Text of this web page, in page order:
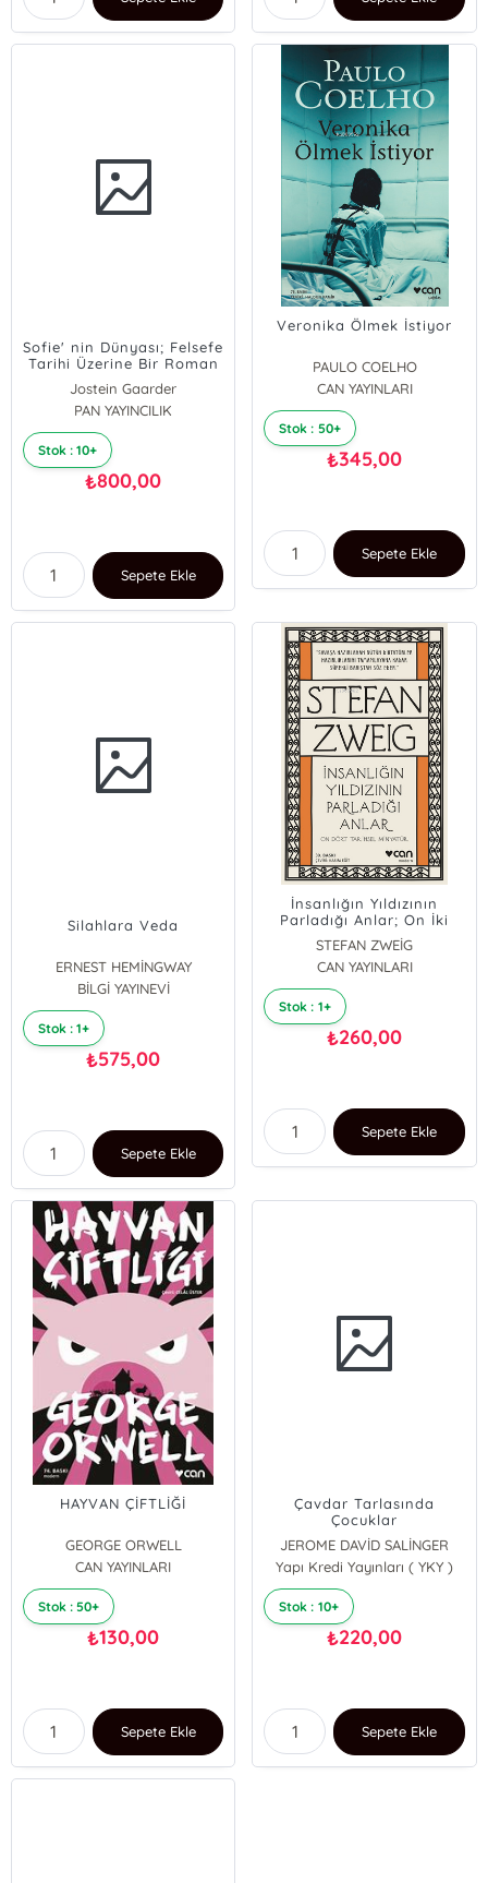
Sofie' nin Dünyası; Felsefe
Tarihi Üzerine Bir Roman
Jostein Gaarder
PAN YAYINCILIK
Stok : 10+
₺800,00
Sepete Ekle
Veronika Ölmek İstiyor
PAULO COELHO
CAN YAYINLARI
Stok : 50+
₺345,00
Sepete Ekle
Silahlara Veda
ERNEST HEMİNGWAY
BİLGİ YAYINEVİ
Stok : 1+
₺575,00
Sepete Ekle
İnsanlığın Yıldızının
Parladığı Anlar; On İki
Tarihsel Minyatür
STEFAN ZWEİG
CAN YAYINLARI
Stok : 1+
₺260,00
Sepete Ekle
HAYVAN ÇİFTLİĞİ
GEORGE ORWELL
CAN YAYINLARI
Stok : 50+
₺130,00
Sepete Ekle
Çavdar Tarlasında
Çocuklar
JEROME DAVİD SALİNGER
Yapı Kredi Yayınları ( YKY )
Stok : 10+
₺220,00
Sepete Ekle